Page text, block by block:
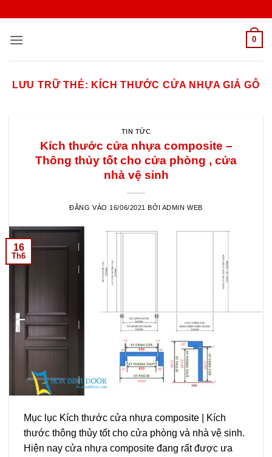
nội
0
LƯU TRỮ THẺ: KÍCH THƯỚC CỬA NHỰA GIẢ GỖ
TIN TỨC
Kích thước cửa nhựa composite –
Thông thủy tốt cho cửa phòng , cửa
nhà vệ sinh
ĐĂNG VÀO 16/06/2021 BỞI ADMIN WEB
16
Th6
Mục lục Kích thước cửa nhựa composite | Kích
thước thông thủy tốt cho cửa phòng và nhà vệ sinh.
Hiện nay cửa nhựa composite đang rất được ưa